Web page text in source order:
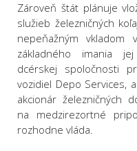
Zároveň štát plánuje
služieb železničných
nepeňažným
základného imania
dcérskej spoločnosti
vozidiel Depo Services,
akcionár železničných
na medzirezortné
rozhodne vláda.